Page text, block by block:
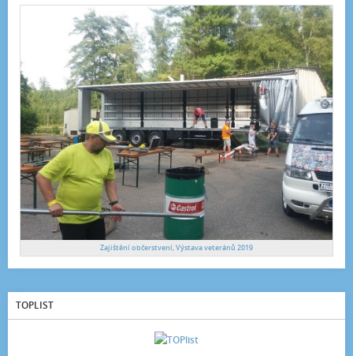
Zajištění občerstvení, Výstava veteránů 2019
TOPLIST